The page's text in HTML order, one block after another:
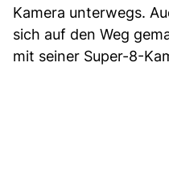
Kamera unterwegs.
sich auf den Weg
mit seiner Super-8-